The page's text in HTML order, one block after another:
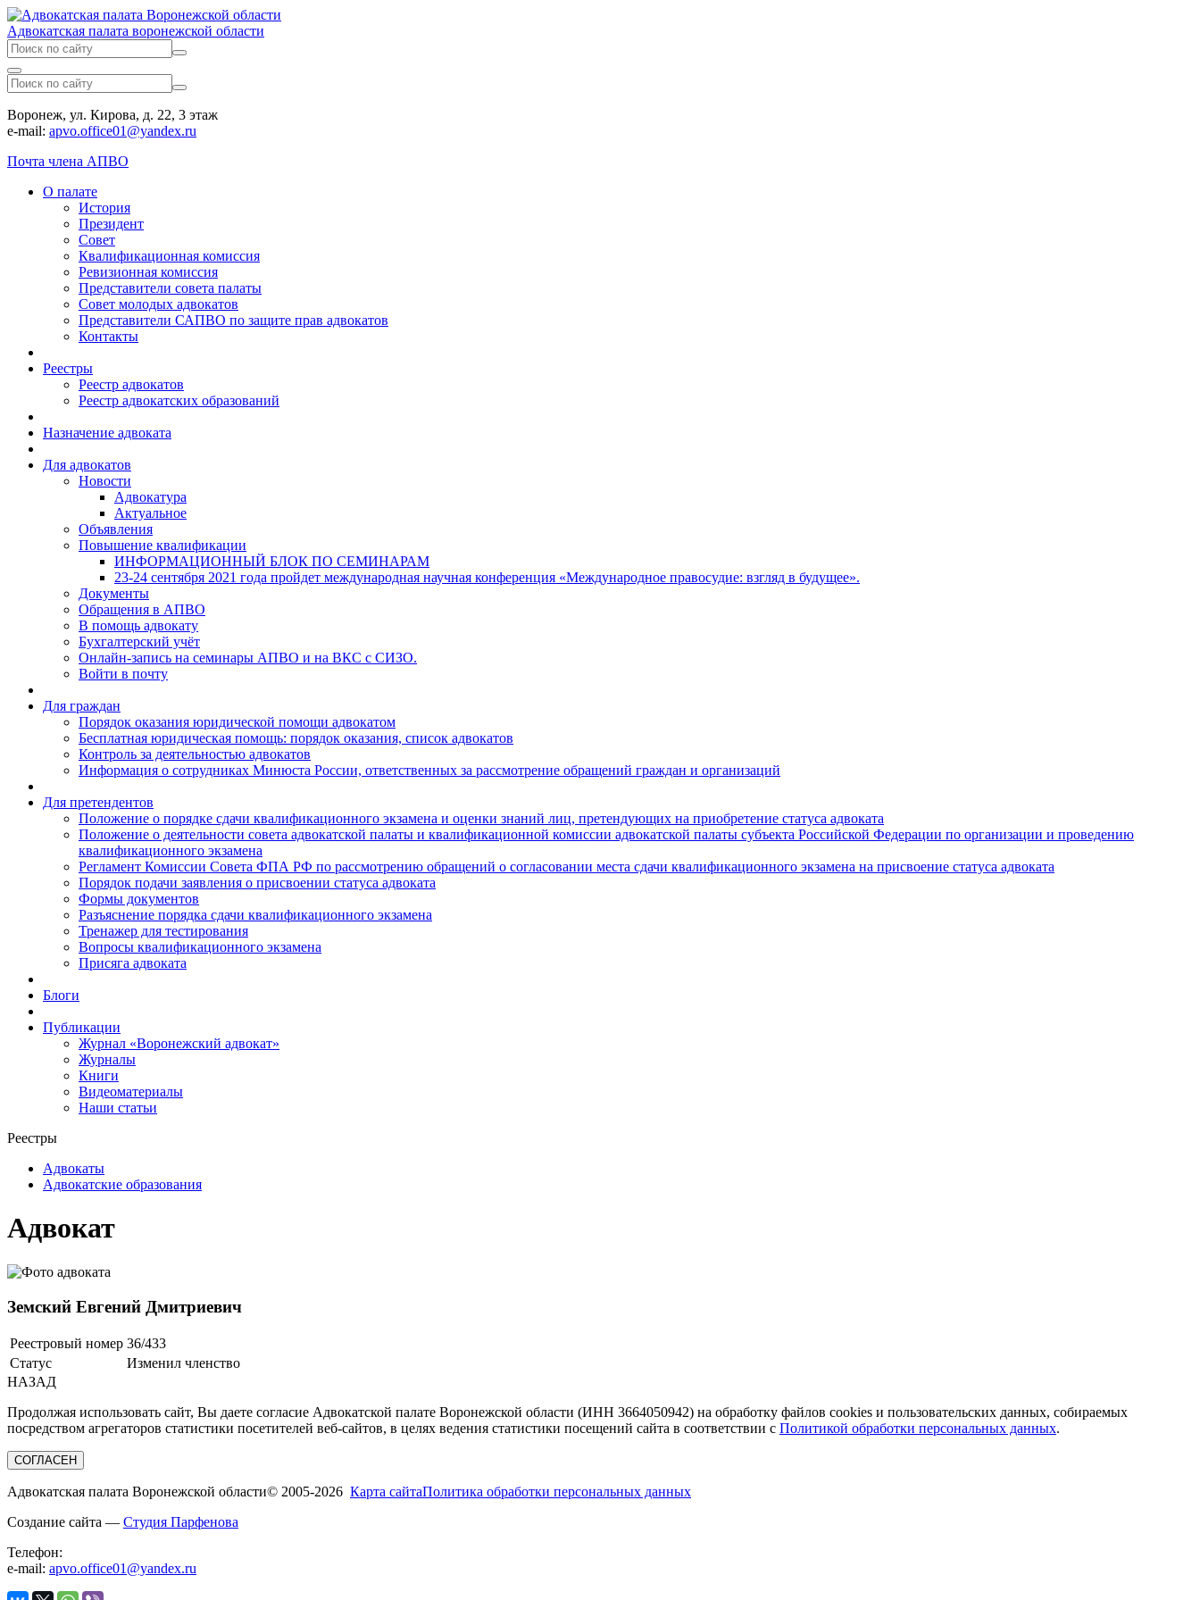
Адвокатская палата воронежской области
Воронеж, ул. Кирова, д. 22, 3 этаж
e-mail: apvo.office01@yandex.ru
Почта члена АПВО
О палате
История
Президент
Совет
Квалификационная комиссия
Ревизионная комиссия
Представители совета палаты
Совет молодых адвокатов
Представители САПВО по защите прав адвокатов
Контакты
Реестры
Реестр адвокатов
Реестр адвокатских образований
Назначение адвоката
Для адвокатов
Новости
Адвокатура
Актуальное
Объявления
Повышение квалификации
ИНФОРМАЦИОННЫЙ БЛОК ПО СЕМИНАРАМ
23-24 сентября 2021 года пройдет международная научная конференция «Международное правосудие: взгляд в будущее».
Документы
Обращения в АПВО
В помощь адвокату
Бухгалтерский учёт
Онлайн-запись на семинары АПВО и на ВКС с СИЗО.
Войти в почту
Для граждан
Порядок оказания юридической помощи адвокатом
Бесплатная юридическая помощь: порядок оказания, список адвокатов
Контроль за деятельностью адвокатов
Информация о сотрудниках Минюста России, ответственных за рассмотрение обращений граждан и организаций
Для претендентов
Положение о порядке сдачи квалификационного экзамена и оценки знаний лиц, претендующих на приобретение статуса адвоката
Положение о деятельности совета адвокатской палаты и квалификационной комиссии адвокатской палаты субъекта Российской Федерации по организации и проведению
квалификационного экзамена
Регламент Комиссии Совета ФПА РФ по рассмотрению обращений о согласовании места сдачи квалификационного экзамена на присвоение статуса адвоката
Порядок подачи заявления о присвоении статуса адвоката
Формы документов
Разъяснение порядка сдачи квалификационного экзамена
Тренажер для тестирования
Вопросы квалификационного экзамена
Присяга адвоката
Блоги
Публикации
Журнал «Воронежский адвокат»
Журналы
Книги
Видеоматериалы
Наши статьи
Реестры
Адвокаты
Адвокатские образования
Адвокат
Земский Евгений Дмитриевич
Реестровый номер 36/433
Статус
Изменил членство
НАЗАД
Продолжая использовать сайт, Вы даете согласие Адвокатской палате Воронежской области (ИНН 3664050942) на обработку файлов cookies и пользовательских данных, собираемых
посредством агрегаторов статистики посетителей веб-сайтов, в целях ведения статистики посещений сайта в соответствии с Политикой обработки персональных данных.
СОГЛАСЕН
Адвокатская палата Воронежской области© 2005-2026 Карта сайтаПолитика обработки персональных данных
Создание сайта — Студия Парфенова
Телефон:
e-mail: apvo.office01@yandex.ru